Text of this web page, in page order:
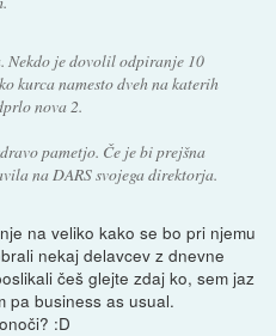
Nekdo je dovolil odpiranje 10
kurca namesto dveh na katerih
nova 2.
pametjo. Če je bi prejšna
na DARS svojega direktorja.
na veliko kako se bo pri njemu
nekaj delavcev z dnevne
češ glejte zdaj ko, sem jaz
pa business as usual.
:D